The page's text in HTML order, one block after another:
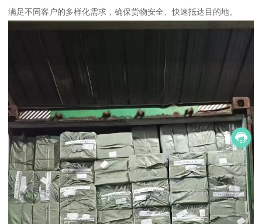
满足不同客户的多样化需求，确保货物安全、快速抵达目的地。